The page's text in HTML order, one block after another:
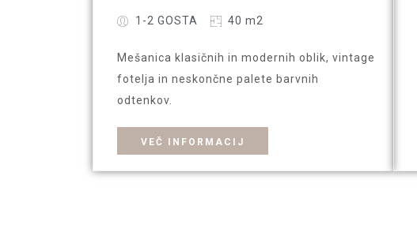
1-2 GOSTA 40 m2
Mešanica klasičnih in modernih oblik, vintage
fotelja in neskončne palete barvnih
odtenkov.
VEČ INFORMACIJ